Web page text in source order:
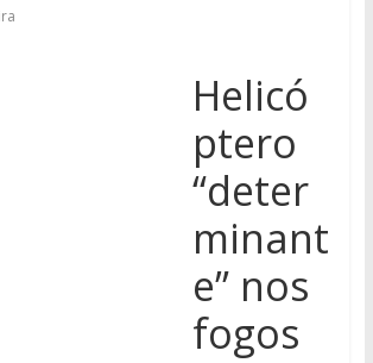
Helicó
ptero
“deter
minant
e” nos
fogos